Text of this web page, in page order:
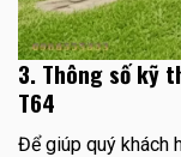
3. Thông số kỹ
T64
Để giúp quý khách